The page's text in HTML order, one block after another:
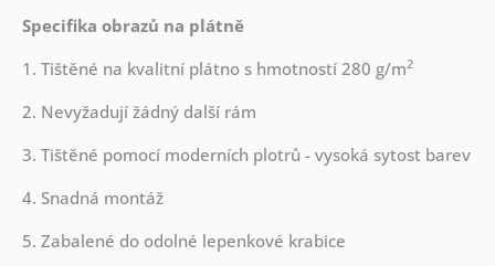
Specifika obrazů na plátně
1. Tištěné na kvalitní plátno s hmotností 280 g/m2
2. Nevyžadují žádný další rám
3. Tištěné pomocí moderních plotrů - vysoká sytost barev
4. Snadná montáž
5. Zabalené do odolné lepenkové krabice